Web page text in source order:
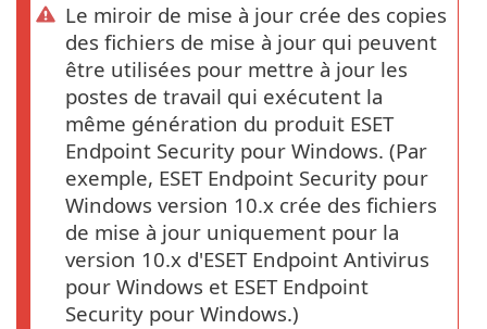
Le miroir de mise à jour crée des copies
des fichiers de mise à jour qui peuvent
être utilisées pour mettre à jour les
postes de travail qui exécutent la
même génération du produit ESET
Endpoint Security pour Windows. (Par
exemple, ESET Endpoint Security pour
Windows version 10.x crée des fichiers
de mise à jour uniquement pour la
version 10.x d'ESET Endpoint Antivirus
pour Windows et ESET Endpoint
Security pour Windows.)